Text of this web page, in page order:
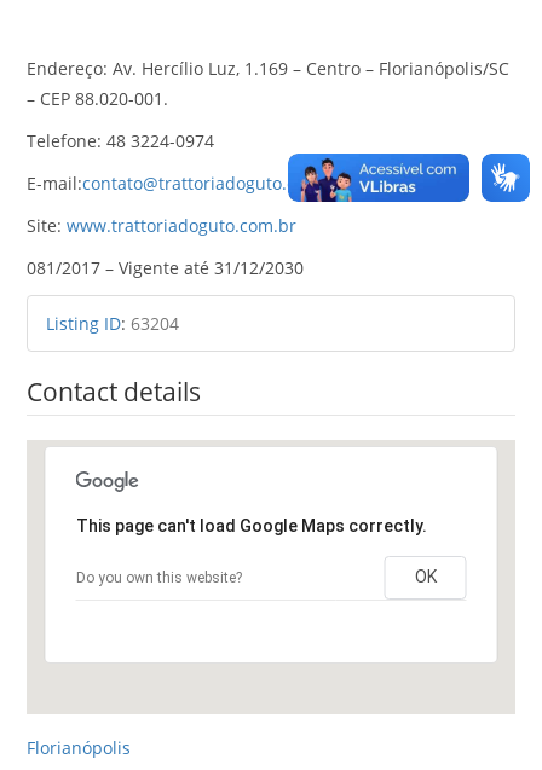
Endereço: Av. Hercílio Luz, 1.169 – Centro – Florianópolis/SC
– CEP 88.020-001.
Telefone: 48 3224-0974
E-mail:contato@trattoriadoguto.com.br
Site:www.trattoriadoguto.com.br
081/2017 – Vigente até 31/12/2030
Listing ID:63204
Contact details
This page can't load Google Maps correctly.
Do you own this website? OK
Florianópolis